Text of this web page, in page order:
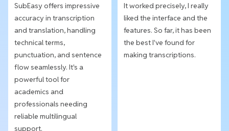
SubEasy offers impressive
accuracy in transcription
and translation, handling
technical terms,
punctuation, and sentence
flow seamlessly. It's a
powerful tool for
academics and
professionals needing
reliable multilingual
support.
It worked precisely, I really
liked the interface and the
features. So far, it has been
the best I've found for
making transcriptions.